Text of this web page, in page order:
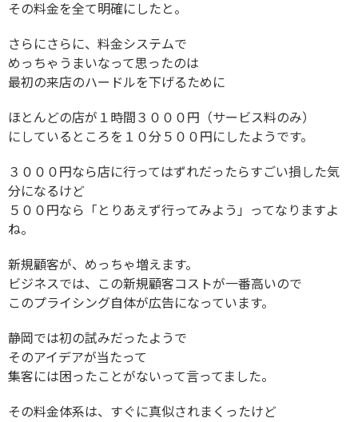
その料金を全て明確にしたと。
さらにさらに、料金システムで
めっちゃうまいなって思ったのは
最初の来店のハードルを下げるために
ほとんどの店が１時間３０００円（サービス料のみ）
にしているところを１０分５００円にしたようです。
３０００円なら店に行ってはずれだったらすごい損した気
分になるけど
５００円なら「とりあえず行ってみよう」ってなりますよ
ね。
新規顧客が、めっちゃ増えます。
ビジネスでは、この新規顧客コストが一番高いので
このプライシング自体が広告になっています。
静岡では初の試みだったようで
そのアイデアが当たって
集客には困ったことがないって言ってました。
その料金体系は、すぐに真似されまくったけど